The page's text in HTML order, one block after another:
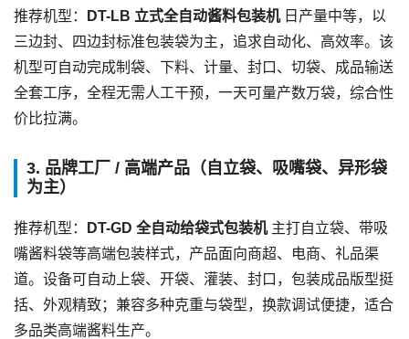
推荐机型： DT-LB 立式全自动酱料包装机日产量中等，以
三边封、四边封标准包装袋为主，追求自动化、高效率。该
机型可自动完成制袋、下料、计量、封口、切袋、成品输送
全套工序，全程无需人工干预，一天可量产数万袋，综合性
价比拉满。
3. 品牌工厂 / 高端产品（自立袋、吸嘴袋、异形袋
为主）
推荐机型： DT-GD 全自动给袋式包装机主打自立袋、带吸
嘴酱料袋等高端包装样式，产品面向商超、电商、礼品渠
道。设备可自动上袋、开袋、灌装、封口，包装成品版型挺
括、外观精致；兼容多种克重与袋型，换款调试便捷，适合
多品类高端酱料生产。